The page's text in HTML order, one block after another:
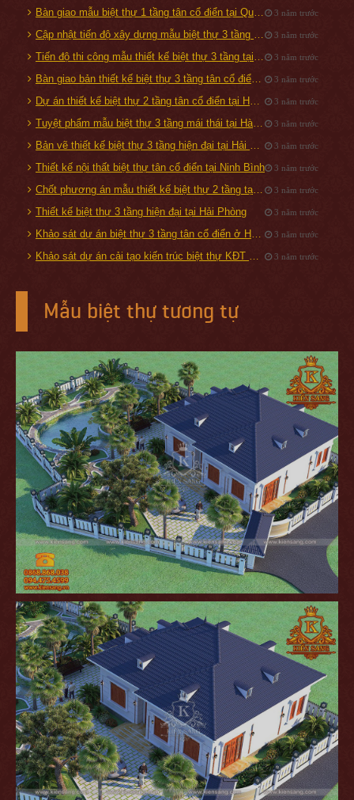
Bàn giao mẫu biệt thự 1 tầng tân cổ điển tại Quốc Oai, Hà Nội 3 năm trước
Cập nhật tiến độ xây dựng mẫu biệt thự 3 tầng tại Từ Sơn, Bắc Ninh 3 năm trước
Tiến độ thi công mẫu thiết kế biệt thự 3 tầng tại Tam Điệp 3 năm trước
Bàn giao bản thiết kế biệt thự 3 tầng tân cổ điển 160m2 tại Đà Nẵng 3 năm trước
Dự án thiết kế biệt thự 2 tầng tân cổ điển tại Hạ Long, Quảng Ninh 3 năm trước
Tuyệt phẩm mẫu biệt thự 3 tầng mái thái tại Hà Nội 3 năm trước
Bản vẽ thiết kế biệt thự 3 tầng hiện đại tại Hải Phòng 3 năm trước
Thiết kế nội thất biệt thự tân cổ điển tại Ninh Bình 3 năm trước
Chốt phương án mẫu thiết kế biệt thự 2 tầng tại Đan Phượng - Hà Nội 3 năm trước
Thiết kế biệt thự 3 tầng hiện đại tại Hải Phòng 3 năm trước
Khảo sát dự án biệt thự 3 tầng tân cổ điển ở Hải Dương 3 năm trước
Khảo sát dự án cải tạo kiến trúc biệt thự KĐT Vinhomes Riverside 3 năm trước
Mẫu biệt thự tương tự